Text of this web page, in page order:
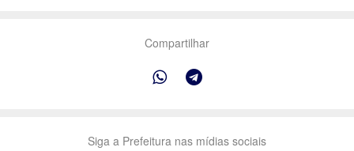
Compartilhar
Siga a Prefeitura nas mídias sociais